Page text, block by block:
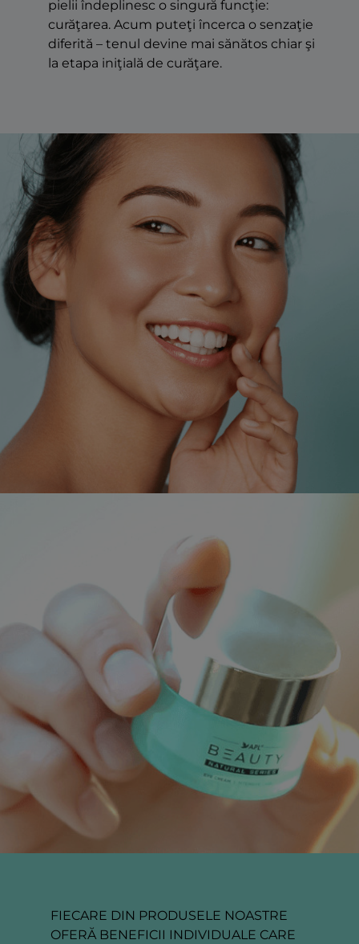
pielii îndeplinesc o singură funcţie:
curăţarea. Acum puteţi încerca o senzaţie
diferită – tenul devine mai sănătos chiar şi
la etapa iniţială de curăţare.
FIECARE DIN PRODUSELE NOASTRE
OFERĂ BENEFICII INDIVIDUALE CARE